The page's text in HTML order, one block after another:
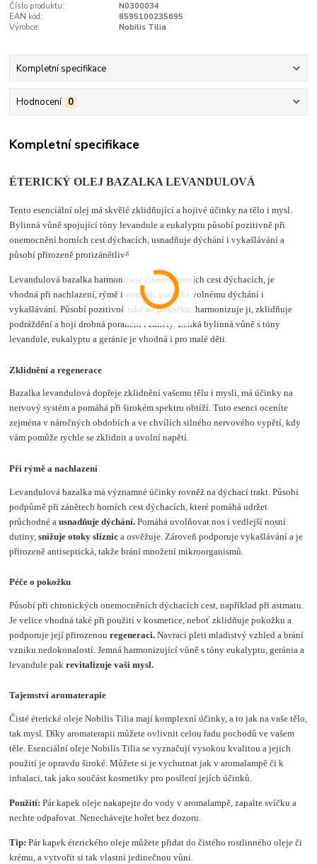
Číslo produktu:
N0300034
EAN kód:
8595100235695
Výrobce:
Nobilis Tilia
Kompletní specifikace
Hodnocení 0
Kompletní specifikace
ÉTERICKÝ OLEJ BAZALKA LEVANDULOVÁ
Tento esenciální olej má skvělé zklidňující a hojivé účinky na tělo i mysl.
Bylinná vůně spojující tóny levandule a eukalyptu působí pozitivně při
onemocnění horních cest dýchacích, usnadňuje dýchání i vykašlávání a
působí přirozeně protizánětlivě.
Levandulová bazalka harmonizuje činnost horních cest dýchacích, je
vhodná při nachlazení, rýmě i astmatu, pomáhá volnému dýchání i
vykašlávání. Působí pozitivně také na pokožku, harmonizuje ji, zklidňuje
podráždění a hojí drobná poranění i záněty. Lehká bylinná vůně s tóny
levandule, eukalyptu a geránie je vhodná i pro malé děti.
Zklidnění a regenerace
Bazalka levandulová dopřeje zklidnění vašemu tělu i mysli, má účinky na
nervový systém a pomáhá při širokém spektru obtíží. Tuto esenci oceníte
zejména v náročných obdobích a ve chvílích silného nervového vypětí, kdy
vám pomůže rychle se zklidnit a uvolní napětí.
Při rýmě a nachlazení
Levandulová bazalka má významné účinky rovněž na dýchací trakt. Působí
podpůrně při zánětech horních cest dýchacích, které pomáhá udržet
průchodné ausnadňuje dýchání. Pomáhá uvolňovat nos i vedlejší nosní
dutiny,snižuje otoky sliznic a osvěžuje. Zároveň podporuje vykašlávání a je
přirozeně antiseptická, takže brání množení mikroorganismů.
Péče o pokožku
Působí při chronických onemocněních dýchacích cest, například při astmatu.
Je velice vhodná také při použití v kosmetice, neboť zklidňuje pokožku a
podporuje její přirozenou regeneraci. Navrací pleti mladistvý vzhled a brání
vzniku nedokonalostí. Jemná harmonizující vůně s tóny eukalyptu, geránia a
levandule pakrevitalizuje vaši mysl.
Tajemství aromaterapie
Čisté éterické oleje Nobilis Tilia mají komplexní účinky, a to jak na vaše tělo,
tak mysl. Díky aromaterapii můžete ovlivnit celou řadu pochodů ve vašem
těle. Esenciální oleje Nobilis Tilia se vyznačují vysokou kvalitou a jejich
použití je opravdu široké. Můžete si je vychutnat jak v aromalampě či k
inhalaci, tak jako součást kosmetiky pro posílení jejích účinků.
Použití: Pár kapek oleje nakapejte do vody v aromalampě, zapalte svíčku a
nechte odpařovat. Nenechávejte hořet bez dozoru.
Tip: Pár kapek éterického oleje můžete přidat do čistého rostlinného oleje či
krému, a vytvořit si tak vlastní jedinečnou vůni.